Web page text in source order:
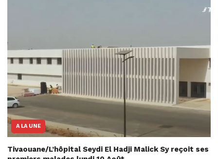
A LA UNE
Tivaouane/L’hôpital Seydi El Hadji Malick Sy reçoit ses